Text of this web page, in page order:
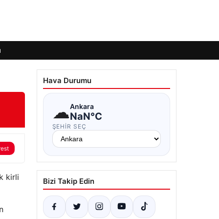
kirli
Hava Durumu
☁Ankara
NaN°C
ŞEHIR SEÇ
Bizi Takip Edin